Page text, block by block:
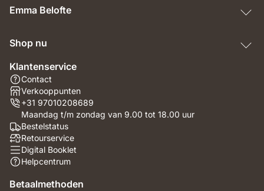
Emma Belofte
Shop nu
Klantenservice
Contact
Verkooppunten
+31 97010208689
Maandag t/m zondag van 9.00 tot 18.00 uur
Bestelstatus
Retourservice
Digital Booklet
Helpcentrum
Betaalmethoden